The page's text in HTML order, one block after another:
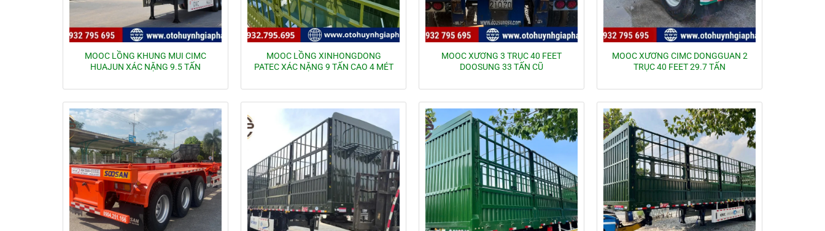
MOOC LỒNG KHUNG MUI CIMC
HUAJUN XÁC NẶNG 9.5 TẤN
MOOC LỒNG XINHONGDONG
PATEC XÁC NẶNG 9 TẤN CAO 4 MÉT
MOOC XƯƠNG 3 TRỤC 40 FEET
DOOSUNG 33 TẤN CŨ
MOOC XƯƠNG CIMC DONGGUAN 2
TRỤC 40 FEET 29.7 TẤN